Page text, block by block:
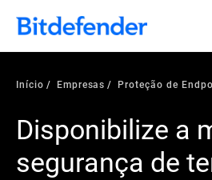
Início Empresas Proteção de
Disponibilize a
segurança de